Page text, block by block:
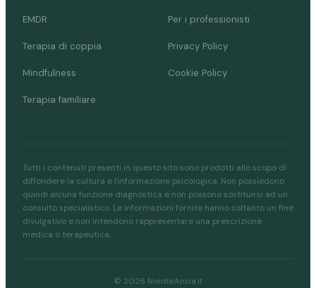
EMDR
Terapia di coppia
Mindfulness
Terapia familiare
Per i professionisti
Privacy Policy
Cookie Policy
Tutti i contenuti presenti in questo sito sono prodotti allo scopo di
diffondere la cultura e l'informazione psicologica. Non possiedono
quindi alcuna funzione diagnostica e non possono sostituirsi ad un
consulto specialistico. Le informazioni fornite hanno soltanto un fine
divulgativo e non intendono rappresentare una prescrizione
medica o terapeutica.
© 2026 NienteAnsia.it